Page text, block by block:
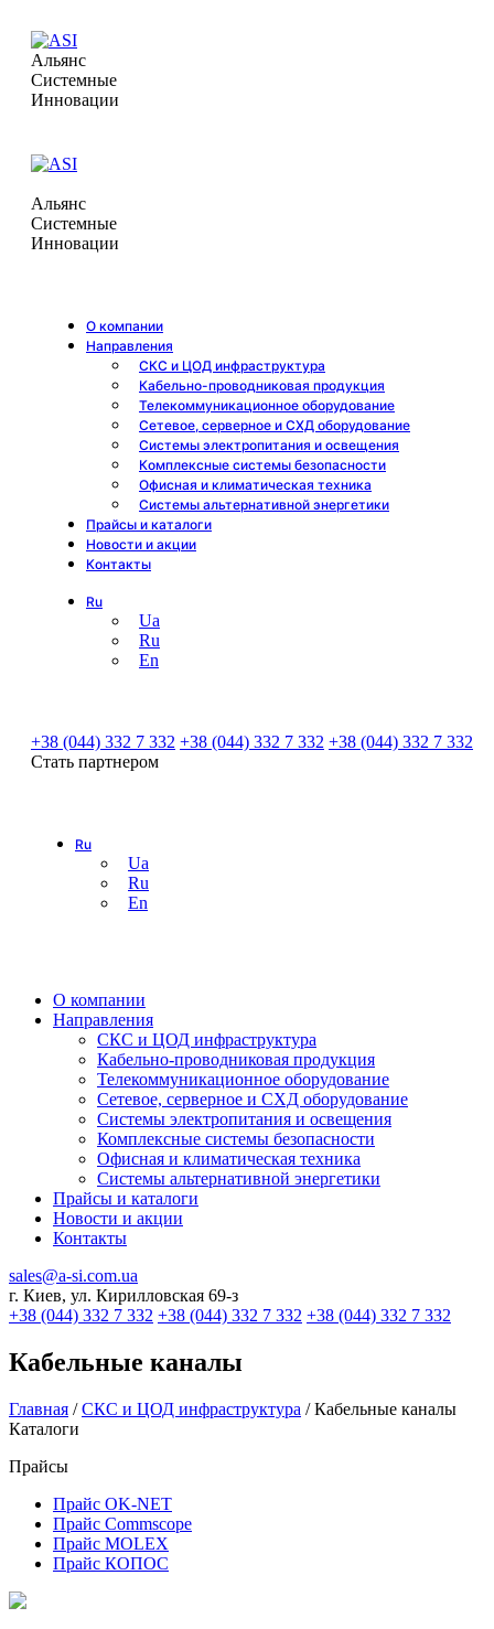
Альянс
Системные
Инновации
Альянс
Системные
Инновации
О компании
Направления
СКС и ЦОД инфраструктура
Кабельно-проводниковая продукция
Телекоммуникационное оборудование
Сетевое, серверное и СХД оборудование
Системы электропитания и освещения
Комплексные системы безопасности
Офисная и климатическая техника
Системы альтернативной энергетики
Прайсы и каталоги
Новости и акции
Контакты
Ru
Ua
Ru
En
+38 (044) 332 7 332 +38 (044) 332 7 332 +38 (044) 332 7 332
Стать партнером
Ru
Ua
Ru
En
О компании
Направления
СКС и ЦОД инфраструктура
Кабельно-проводниковая продукция
Телекоммуникационное оборудование
Сетевое, серверное и СХД оборудование
Системы электропитания и освещения
Комплексные системы безопасности
Офисная и климатическая техника
Системы альтернативной энергетики
Прайсы и каталоги
Новости и акции
Контакты
sales@a-si.com.ua
г. Киев, ул. Кирилловская 69-з
+38 (044) 332 7 332 +38 (044) 332 7 332 +38 (044) 332 7 332
Кабельные каналы
Главная /СКС и ЦОД инфраструктура /Кабельные каналы
Каталоги
Прайсы
Прайс OK-NET
Прайс Commscope
Прайс MOLEX
Прайс КОПОС